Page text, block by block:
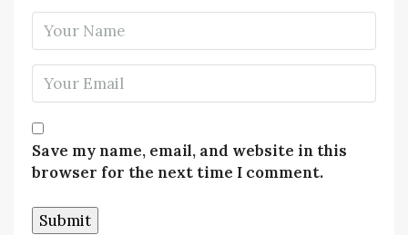
Save my name, email, and website in this
browser for the next time I comment.